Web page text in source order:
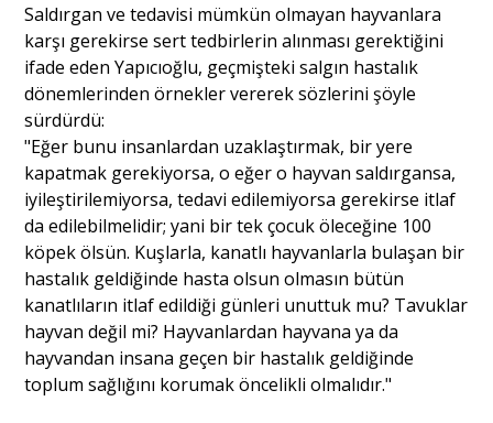
Saldırgan ve tedavisi mümkün olmayan hayvanlara
karşı gerekirse sert tedbirlerin alınması gerektiğini
ifade eden Yapıcıoğlu, geçmişteki salgın hastalık
dönemlerinden örnekler vererek sözlerini şöyle
sürdürdü:
"Eğer bunu insanlardan uzaklaştırmak, bir yere
kapatmak gerekiyorsa, o eğer o hayvan saldırgansa,
iyileştirilemiyorsa, tedavi edilemiyorsa gerekirse itlaf
da edilebilmelidir; yani bir tek çocuk öleceğine 100
köpek ölsün. Kuşlarla, kanatlı hayvanlarla bulaşan bir
hastalık geldiğinde hasta olsun olmasın bütün
kanatlıların itlaf edildiği günleri unuttuk mu? Tavuklar
hayvan değil mi? Hayvanlardan hayvana ya da
hayvandan insana geçen bir hastalık geldiğinde
toplum sağlığını korumak öncelikli olmalıdır."